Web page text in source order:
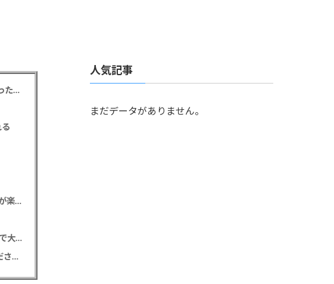
元フジ渡邊渚アナ PTSD公表への思いを明かす「無理解や差別は永遠に変わらない」「同じ病気になったことのない人間にはわからない」
松平健 「ミニオンズ＆モンスターズ」笑福亭鶴瓶、鈴木愛理らと「ミニおんど」披露も「サンバの方が楽」と本音
寿美花代さん死去 息子の高嶋政宏・政伸がコメント「最期まで美しく凛とした表情」「最期の最期まで大女優」「
SixTONES 田中樹 初の単独CM出演でオンとオフを表現、記事の見出しは「“いい男の休日”にしてください」とアピール
人気記事
まだデータがありません。